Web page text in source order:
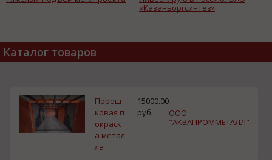
«Казаньоргсинтез»
Каталог товаров
Порош
ковая п
окраск
а метал
ла
15000.00
руб.
ООО
"АКВАПРОММЕТАЛЛ"